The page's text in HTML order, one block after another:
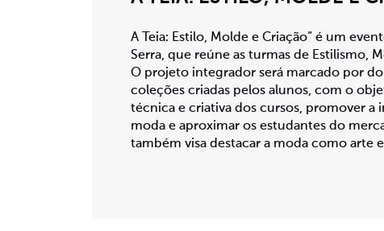
A Teia: Estilo, Molde e Criação” é um
Serra, que reúne as turmas de Estilismo,
O projeto integrador será marcado por
coleções criadas pelos alunos, com o
técnica e criativa dos cursos, promover a
moda e aproximar os estudantes do
também visa destacar a moda como arte